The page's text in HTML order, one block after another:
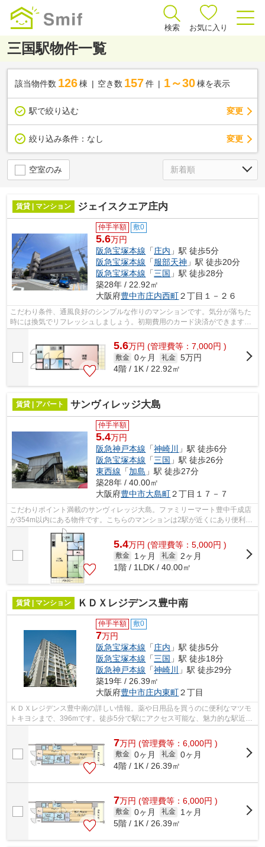
検索 お気に入り
三国駅物件一覧
該当物件数 126棟 空き数 157 件 1～30 棟を表示
駅で絞り込む 変更
絞り込み条件： なし 変更
空室のみ
賃貸 | マンション ジェイスクエア庄内
仲手半額 敷0
5.6万円
阪急宝塚本線 「庄内 」駅 徒歩5分
阪急宝塚本線 「服部天神 」駅 徒歩20分
阪急宝塚本線 「三国 」駅 徒歩28分
築28年 / 22.92㎡
大阪府豊中市庄内西町２丁目１－２６
こだわり条件、通風良好のシンプルな作りのマンションです。気分が落ちた
時には換気でリフレッシュしましょう。初期費用のカード決済ができます。
防犯対策もバッチリなマンションタイ...
5.6万円 (管理費等：7,000円 )
敷金 0ヶ月 礼金 5万円
4階 / 1K / 22.92㎡
賃貸 | アパート サンヴィレッジ大島
仲手半額
5.4万円
阪急神戸本線 「神崎川
」駅 徒歩6分
阪急宝塚本線 「三国 」駅 徒歩26分
東西線 「加島 」駅 徒歩27分
築28年 / 40.00㎡
大阪府豊中市大島町２丁目１７－７
こだわりポイント満載のサンヴィレッジ大島。ファミリーマート豊中千成店
が354m以内にある物件です。こちらのマンションは2駅が近くにあり便利で
す。防犯対策もバッチリなマンションタ...
5.4万円 (管理費等：5,000円 )
敷金 1ヶ月 礼金
2ヶ月
1階 / 1LDK / 40.00㎡
賃貸 | マンション ＫＤＸレジデンス豊中南
仲手半額 敷0
7万円
阪急宝塚本線 「庄内 」駅 徒歩5分
阪急宝塚本線 「三国 」駅 徒歩18分
阪急神戸本線 「神崎川
」駅 徒歩29分
築19年 / 26.39㎡
大阪府豊中市庄内東町２丁目
ＫＤＸレジデンス豊中南の詳しい情報。薬や日用品を買うのに便利なマツモ
トキヨシまで、396mです。徒歩5分で駅にアクセス可能な、魅力的な駅近物
7万円 (管理費等：6,000円 )
敷金 0ヶ月 礼金 0ヶ月
4階 / 1K / 26.39㎡
7万円 (管理費等：6,000円 )
敷金 0ヶ月 礼金
1ヶ月
5階 / 1K / 26.39㎡